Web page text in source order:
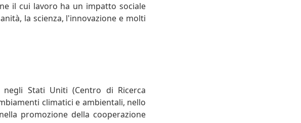
il cui lavoro ha un impatto sociale
la scienza, l'innovazione e molti
negli Stati Uniti (Centro di Ricerca
climatici e ambientali, nello
promozione della cooperazione